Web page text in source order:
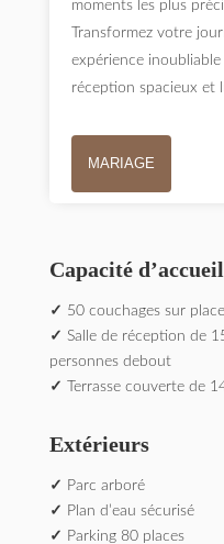
moments les plus
Transformez votre
expérience
réception spacieux et
MARIAGE
Capacité d’accueil
✓ 50 couchages sur place
✓ Salle de réception de
personnes debout
✓
Terrasse couverte de
Extérieurs
✓ Parc arboré
✓ Plan d’eau sécurisé
✓ Parking 80 places